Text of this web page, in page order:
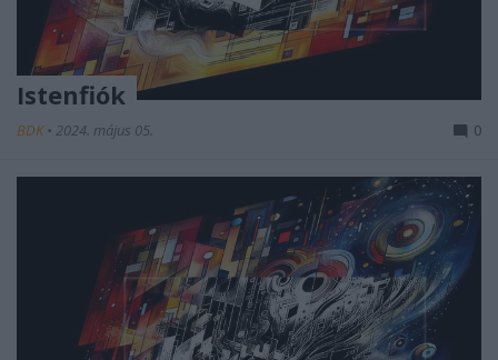
Istenfiók
BDK • 2024. május 05. 0